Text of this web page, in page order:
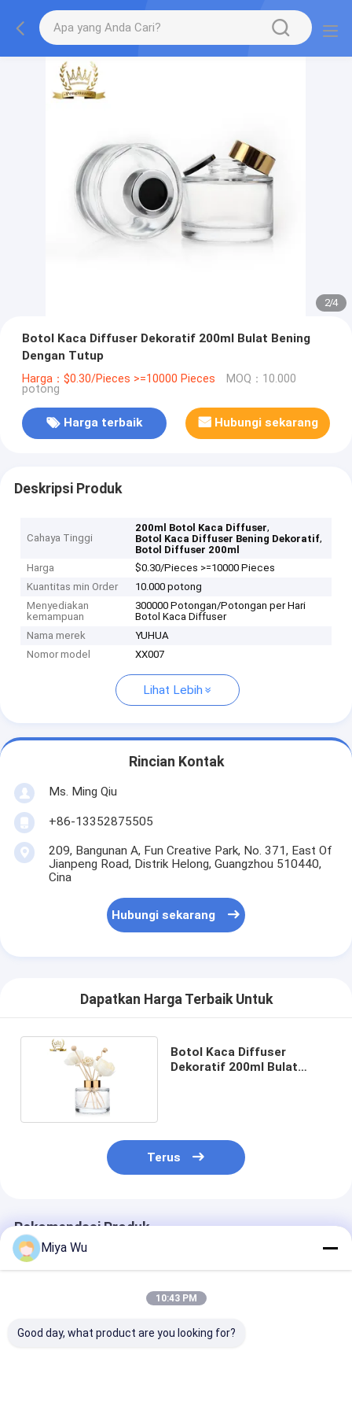
2/4
Botol Kaca Diffuser Dekoratif 200ml Bulat Bening
Dengan Tutup
Harga：$0.30/Pieces >=10000 Pieces MOQ：10.000
potong
Harga terbaik Hubungi sekarang
Deskripsi Produk
Cahaya Tinggi
200ml Botol Kaca Diffuser,
Botol Kaca Diffuser Bening Dekoratif,
Botol Diffuser 200ml
Harga
$0.30/Pieces >=10000 Pieces
Kuantitas min Order
10.000 potong
Menyediakan
kemampuan
300000 Potongan/Potongan per Hari
Botol Kaca Diffuser
Nama merek
YUHUA
Nomor model
XX007
Lihat Lebih
Rincian Kontak
Ms. Ming Qiu
+86-13352875505
209, Bangunan A, Fun Creative Park, No. 371, East Of
Jianpeng Road, Distrik Helong, Guangzhou 510440,
Cina
Hubungi sekarang
Dapatkan Harga Terbaik Untuk
Botol Kaca Diffuser
Dekoratif 200ml Bulat
Terus
Rekomendasi Produk
Miya Wu
10:43 PM
Good day, what product are you looking for?